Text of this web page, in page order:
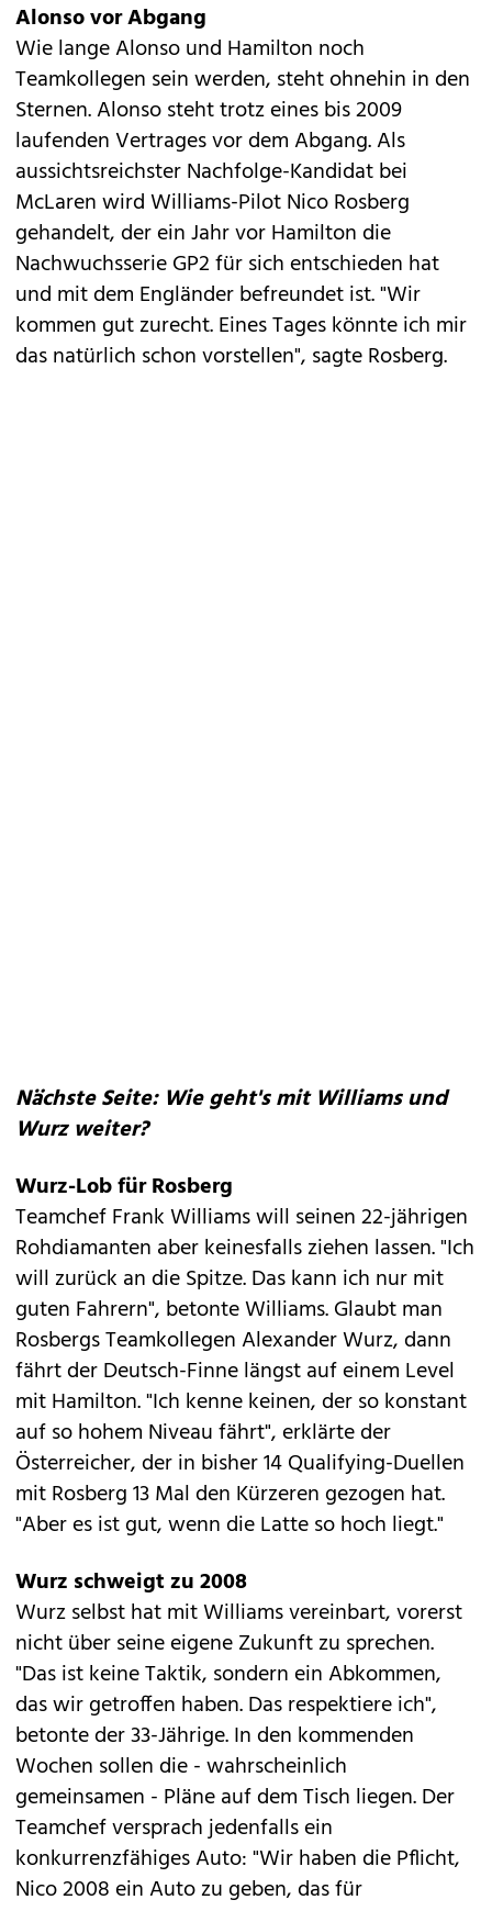
Alonso vor Abgang
Wie lange Alonso und Hamilton noch
Teamkollegen sein werden, steht ohnehin in den
Sternen. Alonso steht trotz eines bis 2009
laufenden Vertrages vor dem Abgang. Als
aussichtsreichster Nachfolge-Kandidat bei
McLaren wird Williams-Pilot Nico Rosberg
gehandelt, der ein Jahr vor Hamilton die
Nachwuchsserie GP2 für sich entschieden hat
und mit dem Engländer befreundet ist. "Wir
kommen gut zurecht. Eines Tages könnte ich mir
das natürlich schon vorstellen", sagte Rosberg.
Nächste Seite: Wie geht's mit Williams und
Wurz weiter?
Wurz-Lob für Rosberg
Teamchef Frank Williams will seinen 22-jährigen
Rohdiamanten aber keinesfalls ziehen lassen. "Ich
will zurück an die Spitze. Das kann ich nur mit
guten Fahrern", betonte Williams. Glaubt man
Rosbergs Teamkollegen Alexander Wurz, dann
fährt der Deutsch-Finne längst auf einem Level
mit Hamilton. "Ich kenne keinen, der so konstant
auf so hohem Niveau fährt", erklärte der
Österreicher, der in bisher 14 Qualifying-Duellen
mit Rosberg 13 Mal den Kürzeren gezogen hat.
"Aber es ist gut, wenn die Latte so hoch liegt."
Wurz schweigt zu 2008
Wurz selbst hat mit Williams vereinbart, vorerst
nicht über seine eigene Zukunft zu sprechen.
"Das ist keine Taktik, sondern ein Abkommen,
das wir getroffen haben. Das respektiere ich",
betonte der 33-Jährige. In den kommenden
Wochen sollen die - wahrscheinlich
gemeinsamen - Pläne auf dem Tisch liegen. Der
Teamchef versprach jedenfalls ein
konkurrenzfähiges Auto: "Wir haben die Pflicht,
Nico 2008 ein Auto zu geben, das für